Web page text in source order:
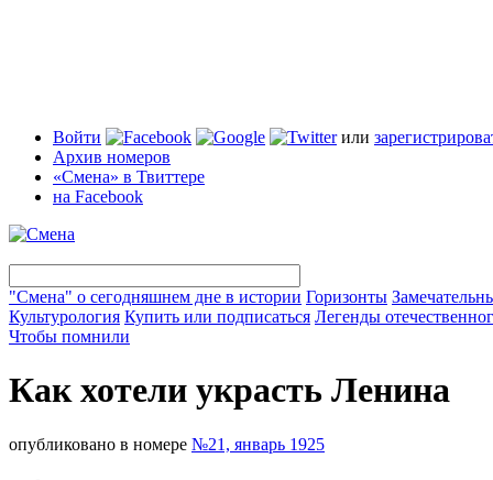
Войти или
Архив номеров
«Смена» в Твиттере
на Facebook
"Смена" о сегодняшнем дне в истории Горизонты
Культурология Купить или подписаться Легенды
Чтобы помнили
Как хотели украсть Ленина
опубликовано в номере №21, январь 1925